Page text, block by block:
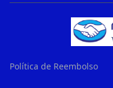
Política de Reembolso